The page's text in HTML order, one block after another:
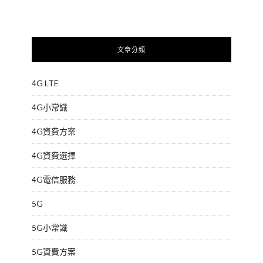
文章分類
4G LTE
4G小常識
4G資費方案
4G資費選擇
4G電信服務
5G
5G小常識
5G資費方案